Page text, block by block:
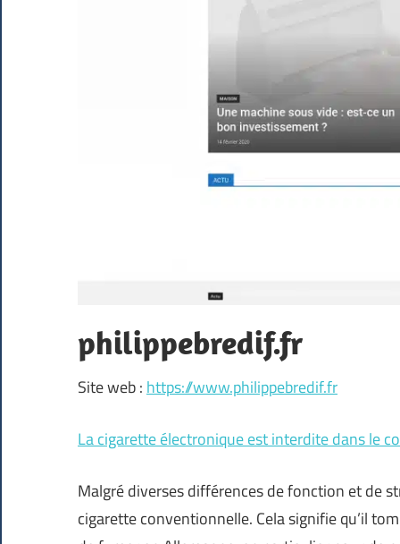
philippebredif.fr
Site web : https://www.philippebredif.fr
La cigarette électronique est interdite dans le
Malgré diverses différences de fonction et de
cigarette conventionnelle. Cela signifie qu’il